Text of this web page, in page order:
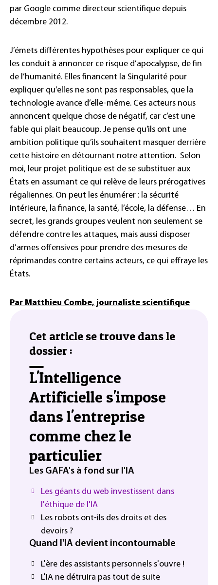
par Google comme directeur scientifique depuis
décembre 2012.
J’émets différentes hypothèses pour expliquer ce qui
les conduit à annoncer ce risque d’apocalypse, de fin
de l’humanité. Elles financent la Singularité pour
expliquer qu’elles ne sont pas responsables, que la
technologie avance d’elle-même. Ces acteurs nous
annoncent quelque chose de négatif, car c’est une
fable qui plait beaucoup. Je pense qu’ils ont une
ambition politique qu’ils souhaitent masquer derrière
cette histoire en détournant notre attention. Selon
moi, leur projet politique est de se substituer aux
États en assumant ce qui relève de leurs prérogatives
régaliennes. On peut les énumérer : la sécurité
intérieure, la finance, la santé, l’école, la défense… En
secret, les grands groupes veulent non seulement se
défendre contre les attaques, mais aussi disposer
d’armes offensives pour prendre des mesures de
réprimandes contre certains acteurs, ce qui effraye les
États.
Par Matthieu Combe, journaliste scientifique
Cet article se trouve dans le
dossier :
L'Intelligence
Artificielle s'impose
dans l'entreprise
comme chez le
particulier
Les GAFA's à fond sur l'IA
Les géants du web investissent dans
l'éthique de l'IA
Les robots ont-ils des droits et des
devoirs ?
Quand l'IA devient incontournable
L'ère des assistants personnels s'ouvre !
L'IA ne détruira pas tout de suite